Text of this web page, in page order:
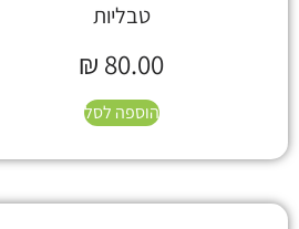
טבליות
₪ 80.00
הוספה לסל